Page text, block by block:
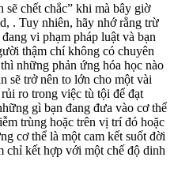
chết chắc” khi mà bây giờ
. Tuy nhiên, hãy nhớ rằng trừ
vi phạm pháp luật và bạn
thậm chí không có chuyên
những phản ứng hóa học nào
sẽ trở nên to lớn cho một vài
ro trong việc tù tội để đạt
gì bạn đang đưa vào cơ thể
trùng hoặc trên vị trí đó hoặc
cơ thể là một cam kết suốt đời
chỉ kết hợp với một chế độ dinh